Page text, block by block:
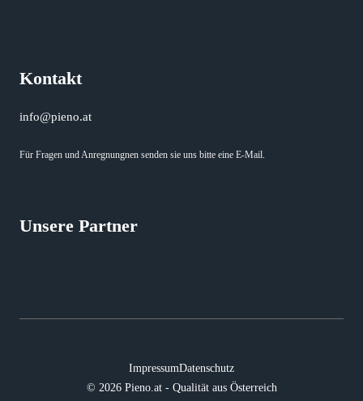
Kontakt
info@pieno.at
Für Fragen und Anregnungnen senden sie uns bitte eine E-Mail.
Unsere Partner
© 2026 Pieno.at - Qualität aus Österreich
ImpressumDatenschutz